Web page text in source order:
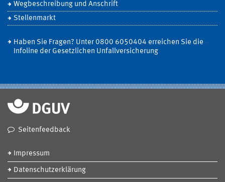
Wegbeschreibung und Anschrift
Stellenmarkt
Haben Sie Fragen? Unter 0800 6050404 erreichen Sie die
Infoline der Gesetzlichen Unfallversicherung
Seitenfeedback
Impressum
Datenschutzerklärung